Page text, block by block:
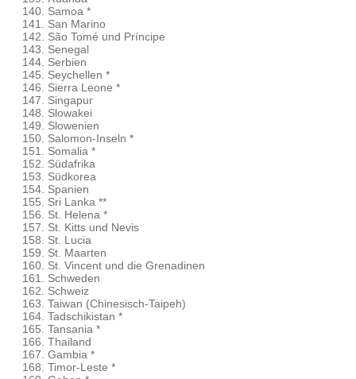
Samoa *
San Marino
São Tomé und Príncipe
Senegal
Serbien
Seychellen *
Sierra Leone *
Singapur
Slowakei
Slowenien
Salomon-Inseln *
Somalia *
Südafrika
Südkorea
Spanien
Sri Lanka **
St. Helena *
St. Kitts und Nevis
St. Lucia
St. Maarten
St. Vincent und die Grenadinen
Schweden
Schweiz
Taiwan (Chinesisch-Taipeh)
Tadschikistan *
Tansania *
Thailand
Gambia *
Timor-Leste *